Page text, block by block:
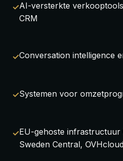
AI-versterkte
CRM
Conversation intelligence
Systemen voor
EU-gehoste
Sweden Central,